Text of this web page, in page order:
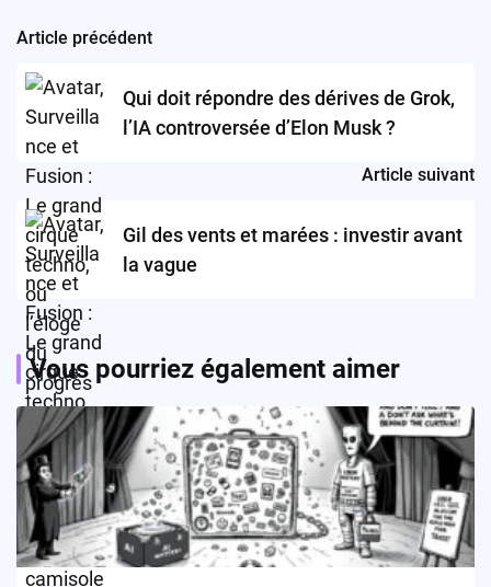
Post
navigation
Article précédent
Qui doit répondre des dérives de Grok,
l’IA controversée d’Elon Musk ?
Article suivant
Gil des vents et marées : investir avant
la vague
Vous pourriez également aimer